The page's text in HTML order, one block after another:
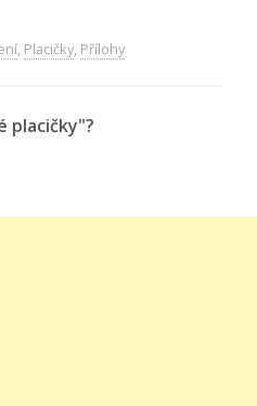
, Placičky, Přílohy
placičky"?